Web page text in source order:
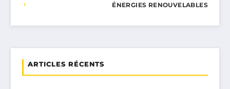
ÉNERGIES RENOUVELABLES
ARTICLES RÉCENTS